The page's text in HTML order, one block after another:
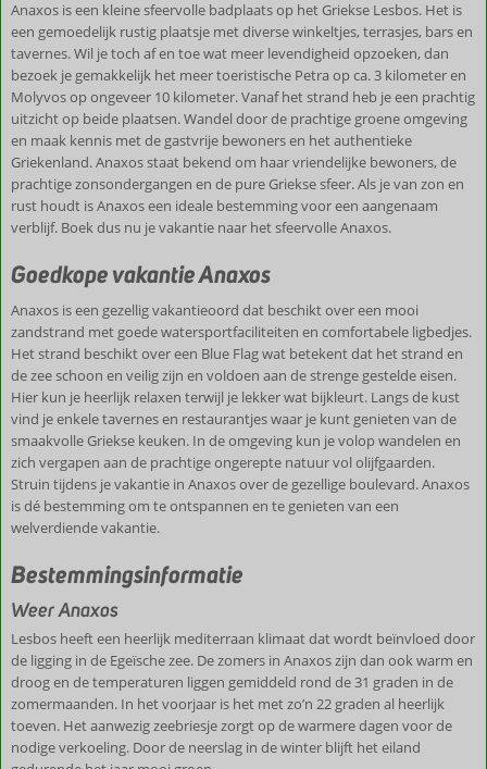
Eftalou. Hier vind je onder andere een mooi kiezelstrand en
warmwaterbronnen met een helende werking. Hier is het op en top
genieten en ontspannen. Met een huurauto ben je vrij om de rest
van het eiland te ontdekken. Op een uurtje rijden ligt het versteende
woud. Hier vind je miljoenen jaren oude bomen die door de vele
vulkaanuitbarstingen in die tijd met lava bedekt werden en zijn
versteend. Een bezoek aan deze unieke plek mag zeker niet
ontbreken tijdens je vakantie in Anaxos. De badplaats biedt voor
ieder wat wils en je komt zeker met prachtige herinneringen weer
thuis.
Anaxos is een kleine sfeervolle badplaats op het Griekse Lesbos. Het is
een gemoedelijk rustig plaatsje met diverse winkeltjes, terrasjes, bars en
tavernes. Wil je toch af en toe wat meer levendigheid opzoeken, dan
bezoek je gemakkelijk het meer toeristische Petra op ca. 3 kilometer en
Molyvos op ongeveer 10 kilometer. Vanaf het strand heb je een prachtig
uitzicht op beide plaatsen. Wandel door de prachtige groene omgeving
en maak kennis met de gastvrije bewoners en het authentieke
Griekenland. Anaxos staat bekend om haar vriendelijke bewoners, de
prachtige zonsondergangen en de pure Griekse sfeer. Als je van zon en
rust houdt is Anaxos een ideale bestemming voor een aangenaam
verblijf. Boek dus nu je vakantie naar het sfeervolle Anaxos.
Goedkope vakantie Anaxos
Anaxos is een gezellig vakantieoord dat beschikt over een mooi
zandstrand met goede watersportfaciliteiten en comfortabele ligbedjes.
Het strand beschikt over een Blue Flag wat betekent dat het strand en
de zee schoon en veilig zijn en voldoen aan de strenge gestelde eisen.
Hier kun je heerlijk relaxen terwijl je lekker wat bijkleurt. Langs de kust
vind je enkele tavernes en restaurantjes waar je kunt genieten van de
smaakvolle Griekse keuken. In de omgeving kun je volop wandelen en
zich vergapen aan de prachtige ongerepte natuur vol olijfgaarden.
Struin tijdens je vakantie in Anaxos over de gezellige boulevard. Anaxos
is dé bestemming om te ontspannen en te genieten van een
welverdiende vakantie.
Bestemmingsinformatie
Weer Anaxos
Lesbos heeft een heerlijk mediterraan klimaat dat wordt beïnvloed door
de ligging in de Egeïsche zee. De zomers in Anaxos zijn dan ook warm en
droog en de temperaturen liggen gemiddeld rond de 31 graden in de
zomermaanden. In het voorjaar is het met zo’n 22 graden al heerlijk
toeven. Het aanwezig zeebriesje zorgt op de warmere dagen voor de
nodige verkoeling. Door de neerslag in de winter blijft het eiland